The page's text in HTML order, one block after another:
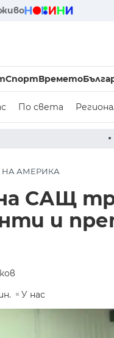
СпортВремето
По света
РАДЕВ СЛЕД
НА АМЕРИКА
САЩ
и
У нас